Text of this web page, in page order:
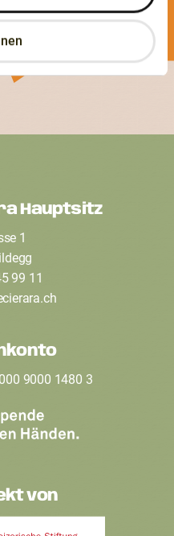
Hauptsitz
1
99 11
.ch
9000 1480 3
von